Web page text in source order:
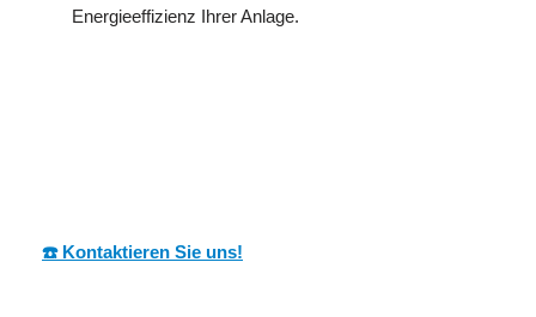
Energieeffizienz Ihrer Anlage.
☎️ Kontaktieren Sie uns!